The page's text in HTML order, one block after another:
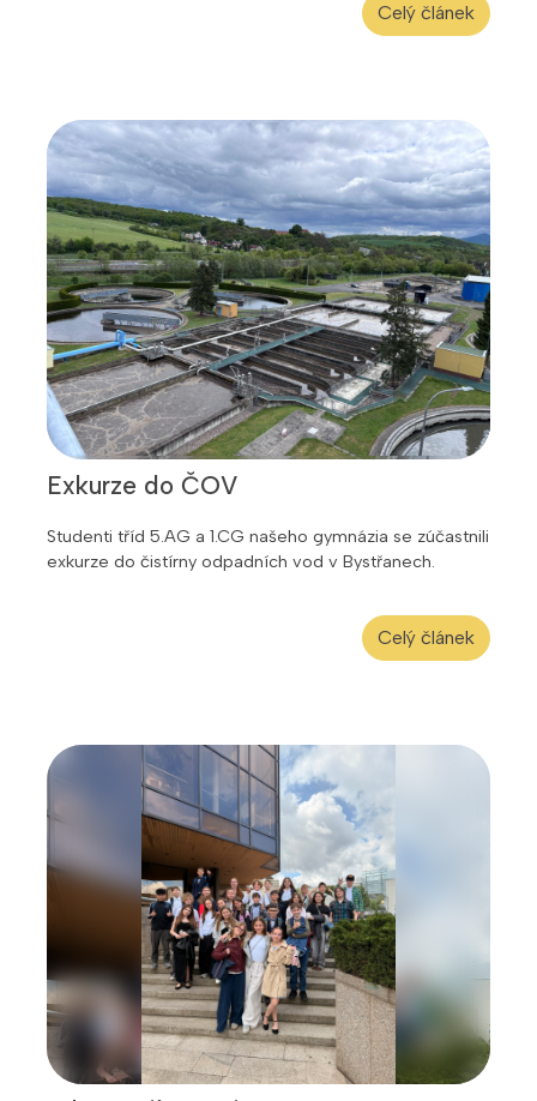
Celý článek
Exkurze do ČOV
Studenti tříd 5.AG a 1.CG našeho gymnázia se zúčastnili
exkurze do čistírny odpadních vod v Bystřanech.
Celý článek